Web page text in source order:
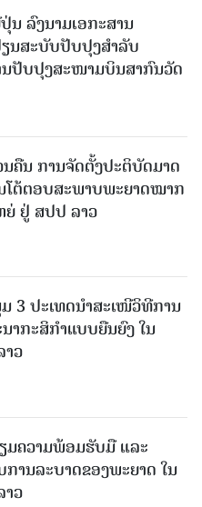
ນ ລົງນາມເອກະສານ
ນສະບັບປັບປຸງສໍາລັບ
ນປັບປຸງສະໜາມບິນສາກົນວັດ
ຄືນ ການຈັດຕັ້ງປະຕິບັດມາດ
ໂຕ້ຕອບສະພາບພະຍາດໝາກ
ຍ່ ຢູ່ ສປປ ລາວ
3 ປະເທດນຳສະເໜີວິທີການ
າກະສິກຳແບບຍືນຍົງ ໃນ
ວ
ມຄວາມພ້ອມຮັບມື ແລະ
ການລະບາດຂອງພະຍາດ ໃນ
ວ